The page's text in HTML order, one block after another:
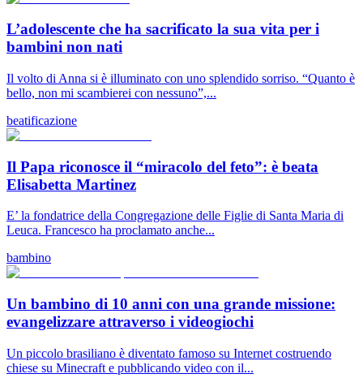
L’adolescente che ha sacrificato la sua vita per i
bambini non nati
Il volto di Anna si è illuminato con uno splendido sorriso. “Quanto è
bello, non mi scambierei con nessuno”,...
beatificazione
Il Papa riconosce il “miracolo del feto”: è beata
Elisabetta Martinez
E’ la fondatrice della Congregazione delle Figlie di Santa Maria di
Leuca. Francesco ha proclamato anche...
bambino
Un bambino di 10 anni con una grande missione:
evangelizzare attraverso i videogiochi
Un piccolo brasiliano è diventato famoso su Internet costruendo
chiese su Minecraft e pubblicando video con il...